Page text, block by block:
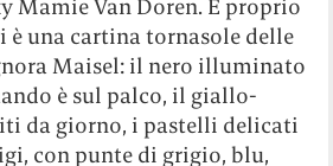
Mamie Van Doren. E proprio
è una cartina tornasole delle
Maisel: il nero illuminato
è sul palco, il giallo-
da giorno, i pastelli delicati
con punte di grigio, blu,